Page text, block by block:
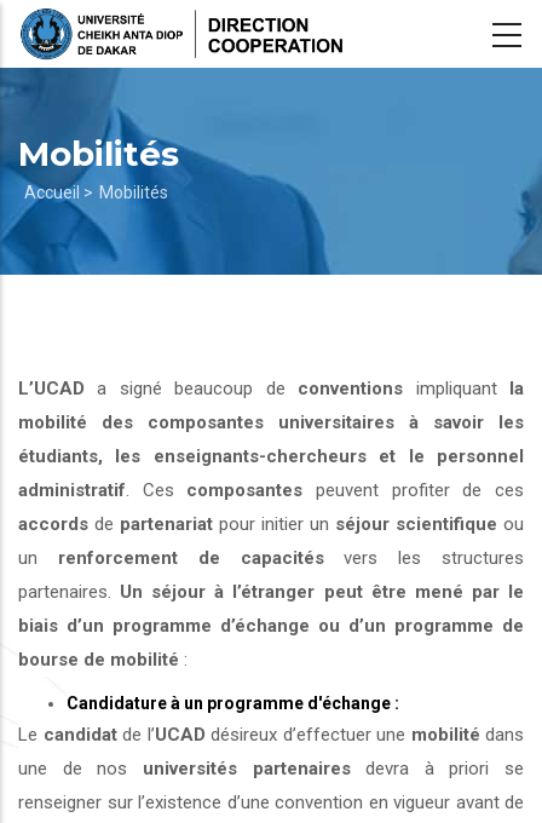
Aller
Mobilités
Fil
d'Ariane
Accueil > Mobilités
L’UCAD a signé beaucoup de conventions impliquant la
mobilité des composantes universitaires à savoir les
étudiants, les enseignants-chercheurs et le personnel
administratif . Ces composantes peuvent profiter de ces
accords de partenariat pour initier un séjour scientifique ou
un renforcement de capacitésvers les structures
partenaires. Un séjour à l’étranger peut être mené par le
biais d’un programme d’échange ou d’un programme de
bourse de mobilité :
Candidature à un programme d'échange :
Le candidatde l’UCAD désireux d’effectuer une mobilité dans
une de nos universités partenairesdevra à priori se
renseigner sur l’existence d’une convention en vigueur avant de